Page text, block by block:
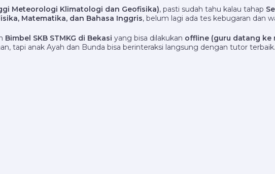
Meteorologi Klimatologi dan Geofisika), pasti sudah tahu kalau tahap
Matematika, dan Bahasa Inggris, belum lagi ada tes kebugaran dan
Bimbel SKB STMKG di Bekasi yang bisa dilakukan offline (guru datang ke
tapi anak Ayah dan Bunda bisa berinteraksi langsung dengan tutor terbaik.